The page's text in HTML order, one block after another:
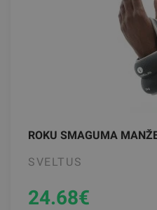
ROKU SMAGUMA
SVELTUS
24.68€